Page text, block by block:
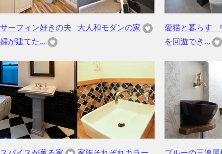
サーフィン好きの夫
婦が建てた...
大人和モダンの家
愛猫と暮らす
を回遊でき...